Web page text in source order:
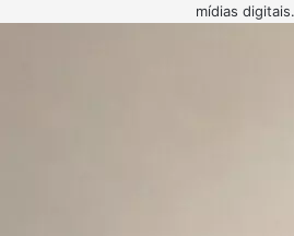
mídias digitais.